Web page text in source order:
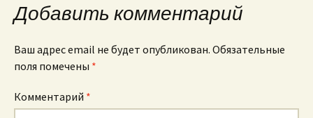
записям
Добавить комментарий
Ваш адрес email не будет опубликован. Обязательные
поля помечены *
Комментарий *